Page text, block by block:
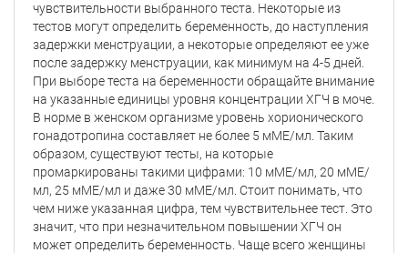
чувствительности выбранного теста. Некоторые из
тестов могут определить беременность, до наступления
задержки менструации, а некоторые определяют ее уже
после задержку менструации, как минимум на 4-5 дней.
При выборе теста на беременности обращайте внимание
на указанные единицы уровня концентрации ХГЧ в моче.
В норме в женском организме уровень хорионического
гонадотропина составляет не более 5 мМЕ/мл. Таким
образом, существуют тесты, на которые
промаркированы такими цифрами: 10 мМЕ/мл, 20 мМЕ/
мл, 25 мМЕ/мл и даже 30 мМЕ/мл. Стоит понимать, что
чем ниже указанная цифра, тем чувствительнее тест. Это
значит, что при незначительном повышении ХГЧ он
может определить беременность. Чаще всего женщины